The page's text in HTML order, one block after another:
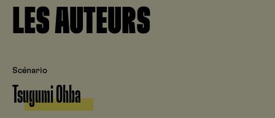
LES AUTEURS
Scénario
Tsugumi Ohba